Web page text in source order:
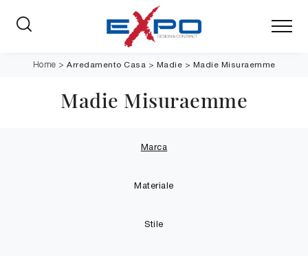
Home > Arredamento Casa > Madie > Madie Misuraemme
Madie Misuraemme
Marca
Materiale
Stile